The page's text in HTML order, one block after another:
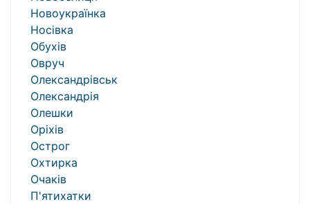
Новоукраїнка
Носівка
Обухів
Овруч
Олександрівськ
Олександрія
Олешки
Оріхів
Острог
Охтирка
Очаків
П'ятихатки